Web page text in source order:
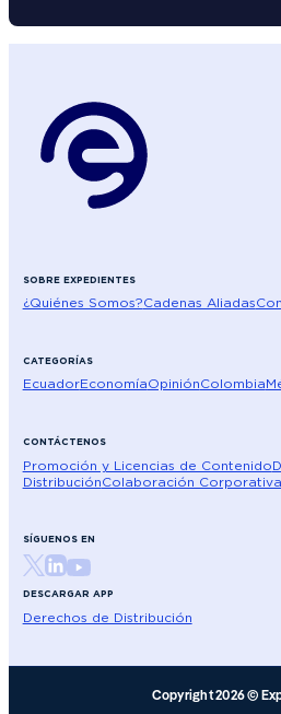
SOBRE EXPEDIENTES
¿Quiénes Somos?Cadenas Aliadas
CATEGORÍAS
EcuadorEconomíaOpiniónColombia
CONTÁCTENOS
Promoción y Licencias de Contenido
DistribuciónColaboración Corporativa
SÍGUENOS EN
DESCARGAR APP
Derechos de Distribución
Copyright 2026 ©